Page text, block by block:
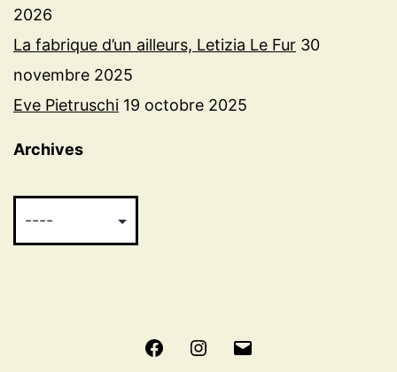
2026
La fabrique d’un ailleurs, Letizia Le Fur 30
novembre 2025
Eve Pietruschi 19 octobre 2025
Archives
FacebookInstagram